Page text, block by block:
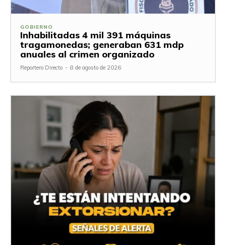
GOBIERNO
Inhabilitadas 4 mil 391 máquinas
tragamonedas; generaban 631 mdp
anuales al crimen organizado
Reportero Directo - 8 de agosto de 2026